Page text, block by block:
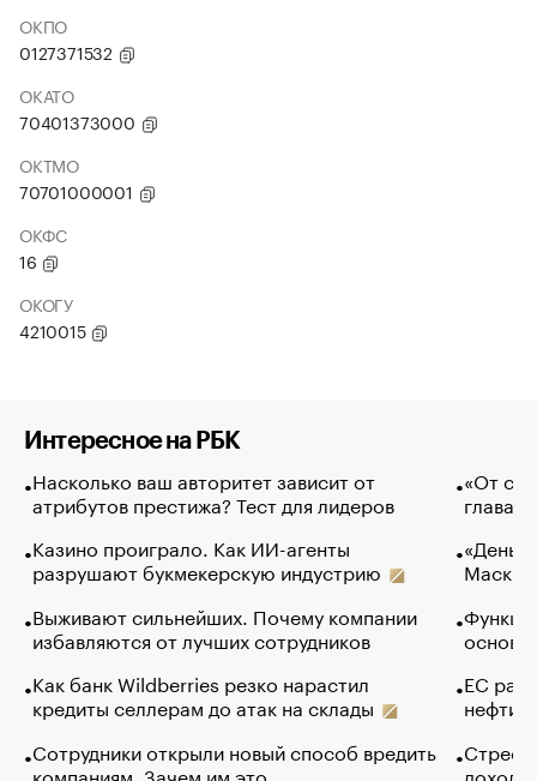
ОКПО
0127371532
ОКАТО
70401373000
ОКТМО
70701000001
ОКФС
16
ОКОГУ
4210015
Интересное на РБК
Насколько ваш авторитет зависит от
атрибутов престижа? Тест для лидеров
Казино проиграло. Как ИИ-агенты
разрушают букмекерскую индустрию
Выживают сильнейших. Почему компании
избавляются от лучших сотрудников
Как банк Wildberries резко нарастил
кредиты селлерам до атак на склады
Сотрудники открыли новый способ вредить
компаниям. Зачем им это
«От
глава
Маск в
основ
ЕС
нефти